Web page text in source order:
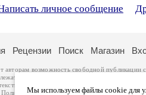
личное сообщение
Мы используем файлы cookie для
Рецензии Поиск Магазин
авторам возможность свободной
авторам и охраняются
.
произведений авторы несут
Политики обработки персональных данных. Вы